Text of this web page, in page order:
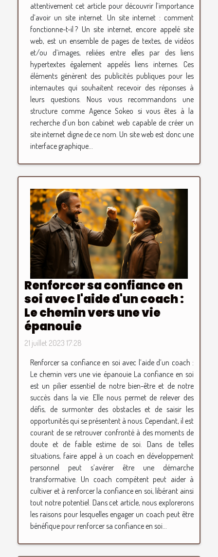
attentivement cet article pour découvrir l’importance
d’avoir un site internet. Un site internet : comment
fonctionne-t-il ? Un site internet, encore appelé site
web, est un ensemble de pages de textes, de vidéos
et/ou d’images, reliées entre elles par des liens
hypertextes également appelés liens internes. Ces
éléments génèrent des publicités publiques pour les
internautes qui souhaitent recevoir des réponses à
leurs questions. Nous vous recommandons une
structure comme Agence Sokeo si vous êtes à la
recherche d’un bon cabinet web capable de créer un
site internet digne de ce nom. Un site web est donc une
interface graphique...
Renforcer sa confiance en
soi avec l'aide d'un coach :
Le chemin vers une vie
épanouie
21 juillet 2023 17:28
Renforcer sa confiance en soi avec l’aide d’un coach :
Le chemin vers une vie épanouie La confiance en soi
est un pilier essentiel de notre bien-être et de notre
succès dans la vie. Elle nous permet de relever des
défis, de surmonter des obstacles et de saisir les
opportunités qui se présentent à nous. Cependant, il est
courant de se retrouver confronté à des moments de
doute et de faible estime de soi. Dans de telles
situations, faire appel à un coach en développement
personnel peut s’avérer être une démarche
transformative. Un coach compétent peut aider à
cultiver et à renforcer la confiance en soi, libérant ainsi
tout notre potentiel. Dans cet article, nous explorerons
les raisons pour lesquelles engager un coach peut être
bénéfique pour renforcer sa confiance en soi...